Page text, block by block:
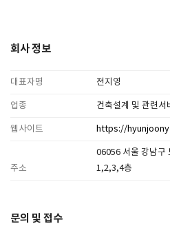
회사 정보
대표자명 전지영
업종 건축설계 및 관련서
웹사이트 https://
주소
06056 서울 강남구
1,2,3,4층
문의 및 접수